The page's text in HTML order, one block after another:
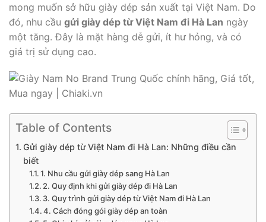
mong muốn sở hữu giày dép sản xuất tại Việt Nam. Do
đó, nhu cầu gửi giày dép từ Việt Nam đi Hà Lan ngày
một tăng. Đây là mặt hàng dễ gửi, ít hư hỏng, và có
giá trị sử dụng cao.
Table of Contents
Gửi giày dép từ Việt Nam đi Hà Lan: Những điều cần
biết
1. Nhu cầu gửi giày dép sang Hà Lan
2. Quy định khi gửi giày dép đi Hà Lan
3. Quy trình gửi giày dép từ Việt Nam đi Hà Lan
4. Cách đóng gói giày dép an toàn